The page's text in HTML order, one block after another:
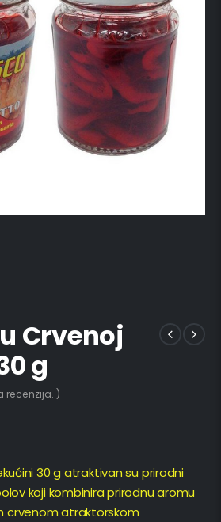
Crvenoj
g
recenzija. )
30 g atraktivan su prirodni
koji kombinira prirodnu aromu
crvenom atraktorskom